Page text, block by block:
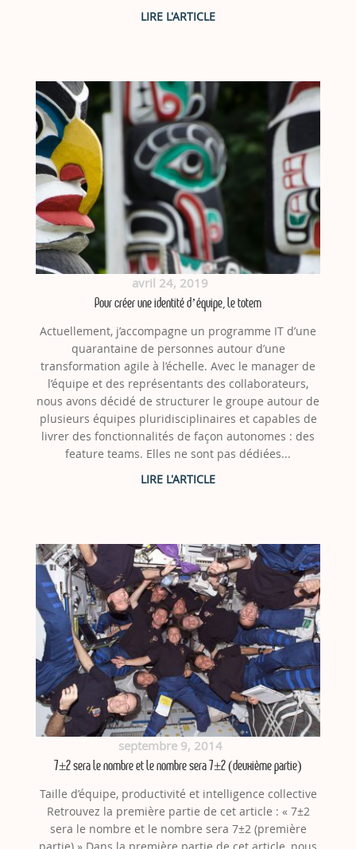
avril 24, 2019
Pour créer une identité d’équipe, le totem
Actuellement, j’accompagne un programme IT d’une
quarantaine de personnes autour d’une
transformation agile à l’échelle. Avec le manager de
l’équipe et des représentants des collaborateurs,
nous avons décidé de structurer le groupe autour de
plusieurs équipes pluridisciplinaires et capables de
livrer des fonctionnalités de façon autonomes : des
feature teams. Elles ne sont pas dédiées...
septembre 9, 2014
7±2 sera le nombre et le nombre sera 7±2 (deuxième partie)
Taille d’équipe, productivité et intelligence collective
Retrouvez la première partie de cet article : « 7±2
sera le nombre et le nombre sera 7±2 (première